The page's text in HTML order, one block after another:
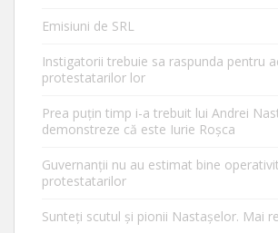
Emisiuni de SRL
Instigatorii trebuie sa raspunda pentru
protestatarilor lor
Prea puțin timp i-a trebuit lui Andrei
demonstreze că este Iurie Roșca
Guvernanții nu au estimat bine
protestatarilor
Sunteți scutul și pionii Nastașelor. Mai